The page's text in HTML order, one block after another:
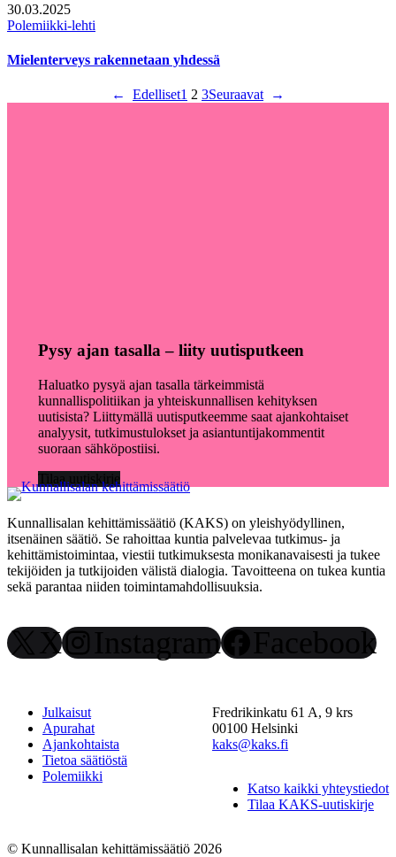
30.03.2025
Polemiikki-lehti
Mielenterveys rakennetaan yhdessä
← Edelliset1 2 3Seuraavat →
Pysy ajan tasalla – liity uutisputkeen
Haluatko pysyä ajan tasalla tärkeimmistä
kunnallispolitiikan ja yhteiskunnallisen kehityksen
uutisista? Liittymällä uutisputkeemme saat ajankohtaiset
analyysit, tutkimustulokset ja asiantuntijakommentit
suoraan sähköpostiisi.
Tilaa uutiskirje
Kunnallisalan kehittämissäätiö (KAKS) on yleishyödyllinen,
itsenäinen säätiö. Se rahoittaa kuntia palvelevaa tutkimus- ja
kehittämistoimintaa, viestii tutkimuksesta monikanavaisesti ja tukee
tekijöiden ja tutkijoiden välistä dialogia. Tavoitteena on tukea kuntia
sekä parantaa niiden toimintamahdollisuuksia.
X Instagram Facebook
Julkaisut
Apurahat
Ajankohtaista
Tietoa säätiöstä
Polemiikki
Fredrikinkatu 61 A, 9 krs
00100 Helsinki
kaks@kaks.fi
Katso kaikki yhteystiedot
Tilaa KAKS-uutiskirje
© Kunnallisalan kehittämissäätiö 2026